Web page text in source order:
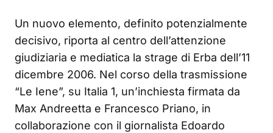
Un nuovo elemento, definito potenzialmente
decisivo, riporta al centro dell’attenzione
giudiziaria e mediatica la strage di Erba dell’11
dicembre 2006. Nel corso della trasmissione
“Le Iene”, su Italia 1, un’inchiesta firmata da
Max Andreetta e Francesco Priano, in
collaborazione con il giornalista Edoardo